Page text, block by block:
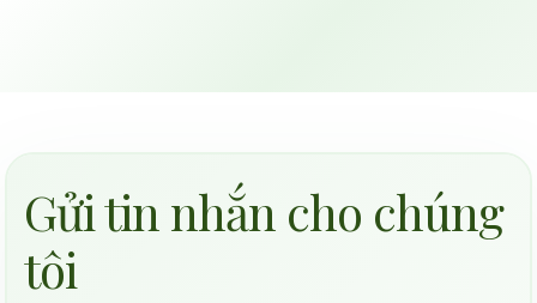
Gửi tin nhắn cho chúng
tôi